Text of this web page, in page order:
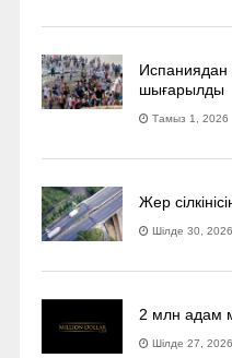
Испаниядан
шығарылды
Тамыз 1, 2026
Жер
Шілде 30, 2026
2 млн адам
Шілде 27, 2026